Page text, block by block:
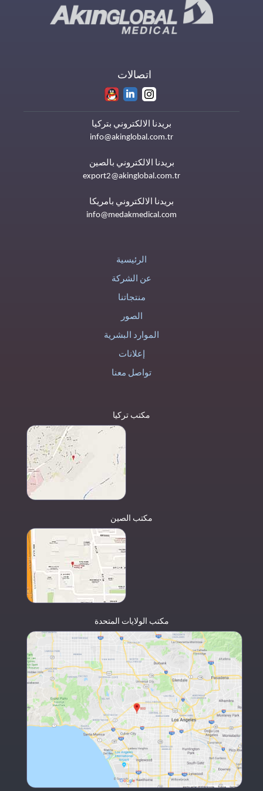
اتصالات
بريدنا الالكتروني بتركيا
info@akinglobal.com.tr
بريدنا الالكتروني بالصين
export2@akinglobal.com.tr
بريدنا الالكتروني بامريكا
info@medakmedical.com
الرئيسية
عن الشركة
منتجاتنا
الصور
الموارد البشرية
إعلانات
تواصل معنا
مكتب تركيا
مكتب الصين
مكتب الولايات المتحدة